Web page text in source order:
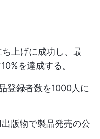
上げに成功し、最
を達成する。
登録者数を1000人に
版物で製品発売の公